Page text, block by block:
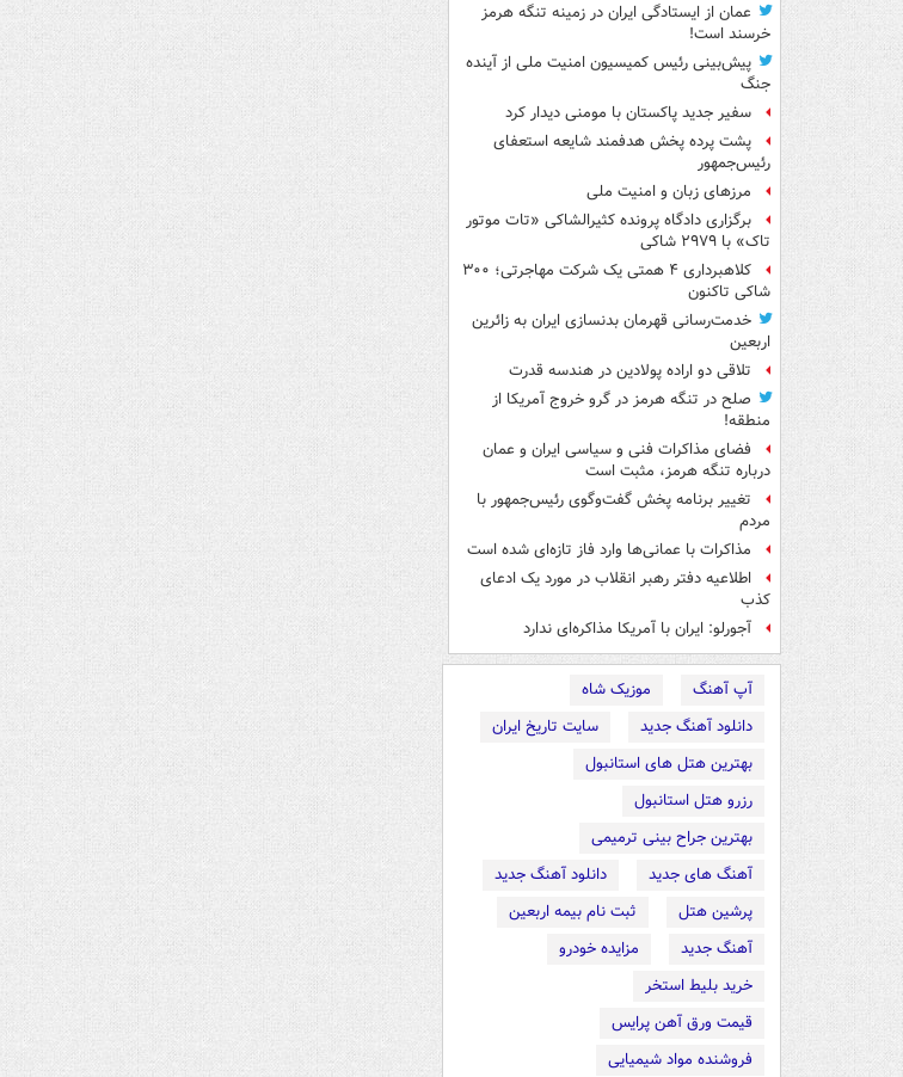
عمان از ایستادگی ایران در زمینه تنگه هرمز
خرسند است!
پیش‌بینی رئیس کمیسیون امنیت ملی از آینده
جنگ
سفیر جدید پاکستان با مومنی دیدار کرد
پشت پرده پخش هدفمند شایعه استعفای
رئیس‌جمهور
مرزهای زبان و امنیت ملی
برگزاری دادگاه پرونده کثیرالشاکی «تات موتور
تاک» با ۲۹۷۹ شاکی
کلاهبرداری ۴ همتی یک شرکت مهاجرتی؛ ۳۰۰
شاکی تاکنون
خدمت‌رسانی قهرمان بدنسازی ایران به زائرین
اربعین
تلاقی دو اراده پولادین در هندسه قدرت
صلح در تنگه هرمز در گرو خروج آمریکا از
منطقه!
فضای مذاکرات فنی و سیاسی ایران و عمان
درباره تنگه هرمز، مثبت است
تغییر برنامه پخش گفت‌وگوی رئیس‌جمهور با
مردم
مذاکرات با عمانی‌ها وارد فاز تازه‌ای شده است
اطلاعیه دفتر رهبر انقلاب در مورد یک ادعای
کذب
آجورلو: ایران با آمریکا مذاکره‌ای ندارد
آپ آهنگ
موزیک شاه
دانلود آهنگ جدید
سایت تاریخ ایران
بهترین هتل های استانبول
رزرو هتل استانبول
بهترین جراح بینی ترمیمی
آهنگ های جدید
دانلود آهنگ جدید
پرشین هتل
ثبت نام بیمه اربعین
آهنگ جدید
مزایده خودرو
خرید بلیط استخر
قیمت ورق آهن پرایس
فروشنده مواد شیمیایی